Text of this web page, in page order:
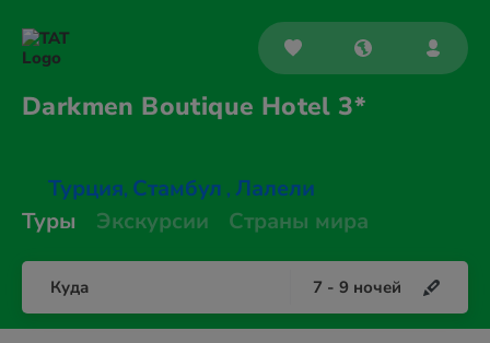
Darkmen Boutique Hotel 3*
Турция, Стамбул , Лалели
Туры
Экскурсии Страны мира
Куда 7 - 9 ночей